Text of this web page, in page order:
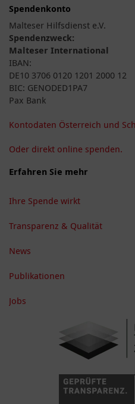
Spendenkonto
Malteser Hilfsdienst e.V.
Spendenzweck:
Malteser International
IBAN:
DE10 3706 0120 1201 2000 12
BIC: GENODED1PA7
Pax Bank
Kontodaten Österreich und
Oder direkt online spenden.
Erfahren Sie mehr
Ihre Spende wirkt
Transparenz & Qualität
News
Publikationen
Jobs